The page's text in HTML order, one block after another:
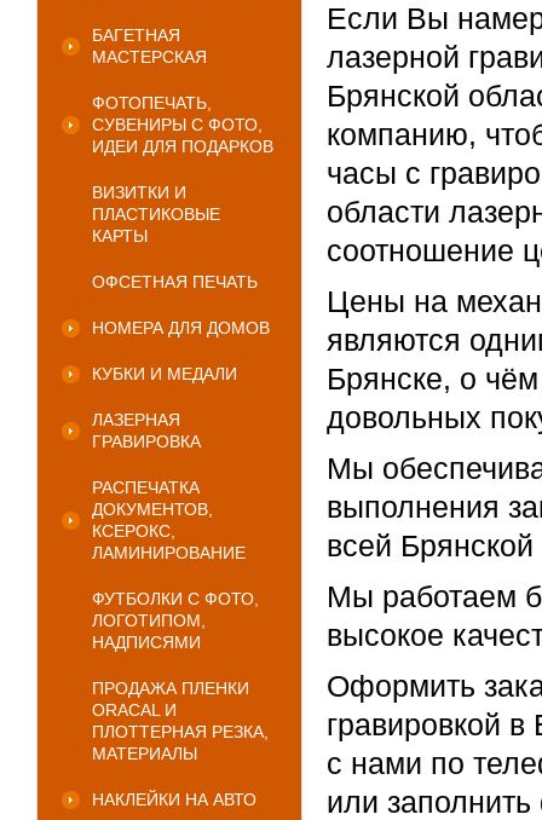
БАГЕТНАЯ
МАСТЕРСКАЯ
ФОТОПЕЧАТЬ,
СУВЕНИРЫ С ФОТО,
ИДЕИ ДЛЯ ПОДАРКОВ
ВИЗИТКИ И
ПЛАСТИКОВЫЕ
КАРТЫ
ОФСЕТНАЯ ПЕЧАТЬ
НОМЕРА ДЛЯ ДОМОВ
КУБКИ И МЕДАЛИ
ЛАЗЕРНАЯ
ГРАВИРОВКА
РАСПЕЧАТКА
ДОКУМЕНТОВ,
КСЕРОКС,
ЛАМИНИРОВАНИЕ
ФУТБОЛКИ С ФОТО,
ЛОГОТИПОМ,
НАДПИСЯМИ
ПРОДАЖА ПЛЕНКИ
ORACAL И
ПЛОТТЕРНАЯ РЕЗКА,
МАТЕРИАЛЫ
НАКЛЕЙКИ НА АВТО
Если Вы
лазерной
Брянской
компанию,
часы с
области
соотношение
Цены на
являются
Брянске, о
довольных
Мы
выполнения
всей Брянской
Мы работаем
высокое
Оформить
гравировкой
с нами по
или